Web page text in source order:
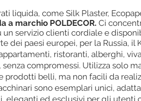
liquida, come Silk Plaster,
a marchio POLDECOR. Ci
servizio clienti cordiale e
dei paesi europei, per la Russia, il
ristoranti, alberghi,
compromessi. Utilizza solo
belli, ma non facili da
sono esemplari unici,